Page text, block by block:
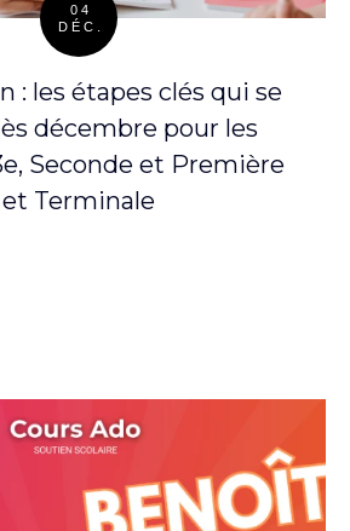
04
DÉC.
: les étapes clés qui se
décembre pour les
Seconde et Première
et Terminale